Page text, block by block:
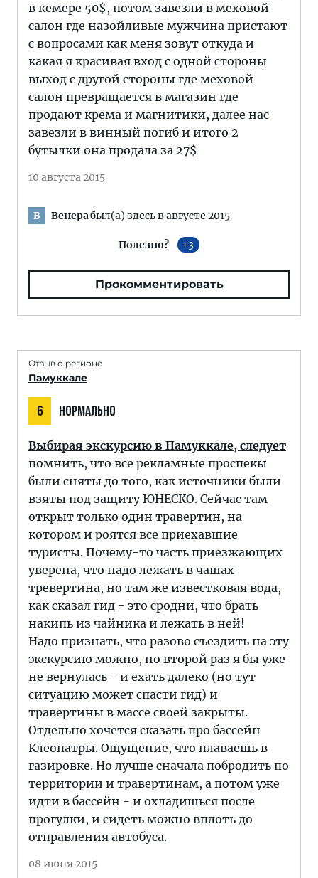
в кемере 50$, потом завезли в меховой
салон где назойливые мужчина пристают
с вопросами как меня зовут откуда и
какая я красивая вход с одной стороны
выход с другой стороны где меховой
салон превращается в магазин где
продают крема и магнитики, далее нас
завезли в винный погиб и итого 2
бутылки она продала за 27$
10 августа 2015
В Венерабыл(а) здесь в августе 2015
Полезно? 3
Прокомментировать
Отзыв о регионе
Памуккале
6 НОРМАЛЬНО
Выбирая экскурсию в Памуккале, следует
помнить, что все рекламные проспекы
были сняты до того, как источники были
взяты под защиту ЮНЕСКО. Сейчас там
открыт только один травертин, на
котором и роятся все приехавшие
туристы. Почему-то часть приезжающих
уверена, что надо лежать в чашах
тревертина, но там же известковая вода,
как сказал гид - это сродни, что брать
накипь из чайника и лежать в ней!
Надо признать, что разово съездить на эту
экскурсию можно, но второй раз я бы уже
не вернулась - и ехать далеко (но тут
ситуацию может спасти гид) и
травертины в массе своей закрыты.
Отдельно хочется сказать про бассейн
Клеопатры. Ощущение, что плаваешь в
газировке. Но лучше сначала побродить по
территории и травертинам, а потом уже
идти в бассейн - и охладишься после
прогулки, и сидеть можно вплоть до
отправления автобуса.
08 июня 2015